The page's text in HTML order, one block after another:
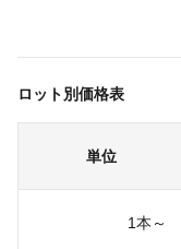
ロット別価格表
単位
1本～